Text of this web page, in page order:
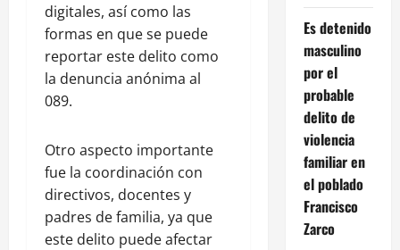
digitales, así como las
formas en que se puede
reportar este delito como
la denuncia anónima al
089.
Otro aspecto importante
fue la coordinación con
directivos, docentes y
padres de familia, ya que
este delito puede afectar
Es detenido
masculino
por el
probable
delito de
violencia
familiar en
el poblado
Francisco
Zarco